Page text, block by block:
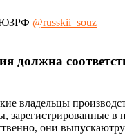
@russkii_souz
должна
владельцы
зарегистрированные
они